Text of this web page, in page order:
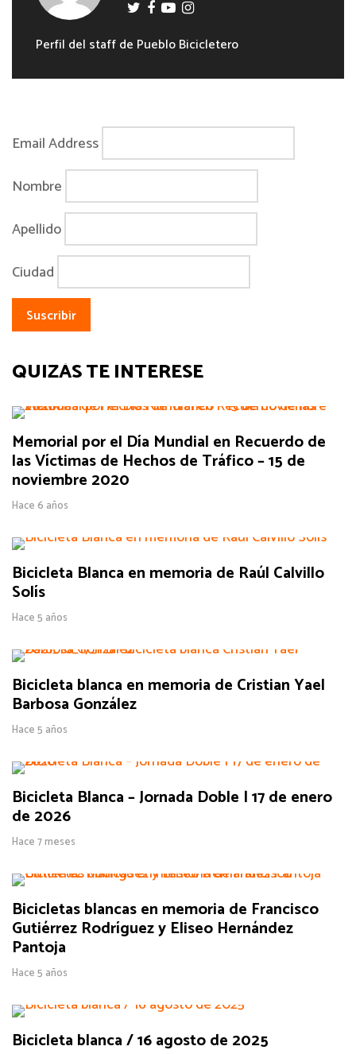
Perfil del staff de Pueblo Bicicletero
Email Address
Nombre
Apellido
Ciudad
QUIZÁS TE INTERESE
Memorial por el Día Mundial en Recuerdo de
las Víctimas de Hechos de Tráfico – 15 de
noviembre 2020
Hace 6 años
Bicicleta Blanca en memoria de Raúl Calvillo
Solís
Hace 5 años
Bicicleta blanca en memoria de Cristian Yael
Barbosa González
Hace 5 años
Bicicleta Blanca – Jornada Doble | 17 de enero
de 2026
Hace 7 meses
Bicicletas blancas en memoria de Francisco
Gutiérrez Rodríguez y Eliseo Hernández
Pantoja
Hace 5 años
Bicicleta blanca / 16 agosto de 2025